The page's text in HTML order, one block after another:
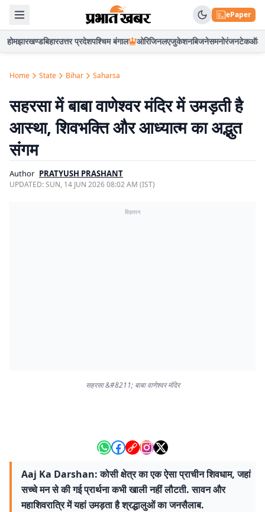
ePaper
होमझारखण्डबिहारउत्तर प्रदेशपश्चिम बंगाल ओरिजिनलएजुकेशनबिजनेसमनोरंजनटेकऑटो
Home State Bihar Saharsa
सहरसा में बाबा वाणेश्वर मंदिर में उमड़ती है
आस्था, शिवभक्ति और आध्यात्म का अद्भुत
संगम
Author PRATYUSH PRASHANT
UPDATED:SUN, 14 JUN 2026 08:02 AM (IST)
विज्ञापन
सहरसा &#8211; बाबा वाणेश्वर मंदिर
Aaj Ka Darshan: कोसी क्षेत्र का एक ऐसा प्राचीन शिवधाम, जहां
सच्चे मन से की गई प्रार्थना कभी खाली नहीं लौटती. सावन और
महाशिवरात्रि में यहां उमड़ता है श्रद्धालुओं का जनसैलाब.